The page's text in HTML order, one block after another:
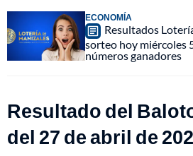
ECONOMÍA
Resultados
sorteo hoy miércoles
números ganadores
Resultado del
del 27 de abril de